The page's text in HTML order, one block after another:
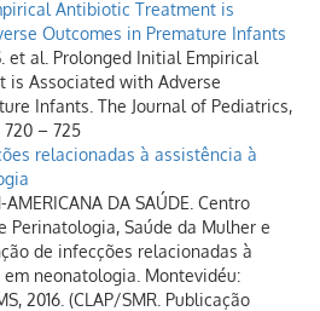
Antibiotic Treatment is
Outcomes in Premature Infants
et al. Prolonged Initial Empirical
is Associated with Adverse
Infants. The Journal of Pediatrics,
720 – 725
relacionadas à assistência à
AMERICANA DA SAÚDE. Centro
Perinatologia, Saúde da Mulher e
de infecções relacionadas à
neonatologia. Montevidéu:
2016. (CLAP/SMR. Publicação